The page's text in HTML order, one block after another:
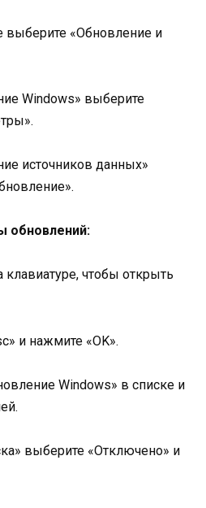
«Обновление и
Windows» выберите
источников данных»
обновлений:
чтобы открыть
и нажмите «OK».
Windows» в списке и
выберите «Отключено» и